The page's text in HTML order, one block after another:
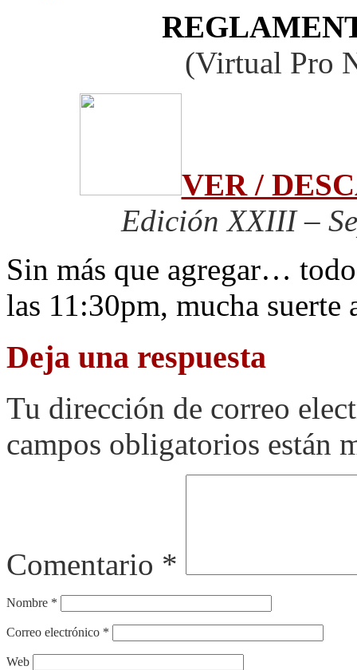
(Virtual Pro
VER /
Edición XXIII –
Sin más que agregar…
las 11:30pm, mucha
Deja una respuesta
Tu dirección de correo
campos obligatorios están
Comentario *
Nombre *
Correo electrónico *
Web